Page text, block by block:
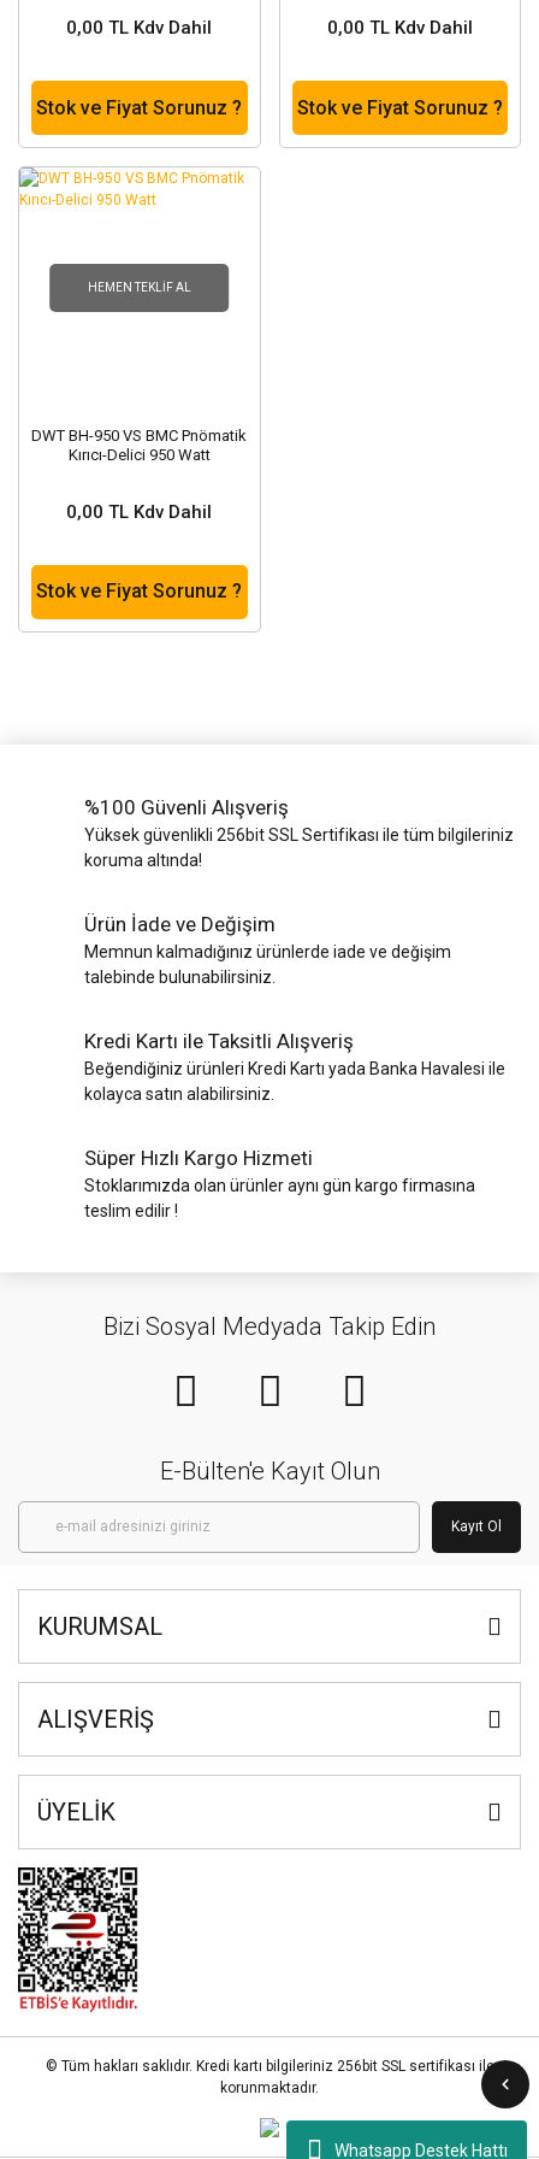
Whatsapp Destek Hattı
0,00 TL Kdv Dahil
Stok ve Fiyat Sorunuz ?
0,00 TL Kdv Dahil
Stok ve Fiyat Sorunuz ?
HEMEN TEKLIF AL
DWT BH-950 VS BMC Pnömatik
Kırıcı-Delici 950 Watt
0,00 TL Kdv Dahil
Stok ve Fiyat Sorunuz ?
%100 Güvenli Alışveriş
Yüksek güvenlikli 256bit SSL Sertifikası ile tüm bilgileriniz
koruma altında!
Ürün İade ve Değişim
Memnun kalmadığınız ürünlerde iade ve değişim
talebinde bulunabilirsiniz.
Kredi Kartı ile Taksitli Alışveriş
Beğendiğiniz ürünleri Kredi Kartı yada Banka Havalesi ile
kolayca satın alabilirsiniz.
Süper Hızlı Kargo Hizmeti
Stoklarımızda olan ürünler aynı gün kargo firmasına
teslim edilir !
Bizi Sosyal Medyada Takip Edin
E-Bülten'e Kayıt Olun
Kayıt Ol
KURUMSAL
ALIŞVERİŞ
ÜYELİK
© Tüm hakları saklıdır. Kredi kartı bilgileriniz 256bit SSL sertifikası ile
korunmaktadır.